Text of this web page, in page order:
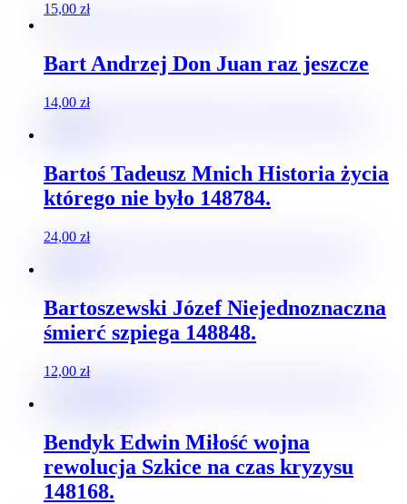
15,00 zł
Bart Andrzej Don Juan raz jeszcze
14,00 zł
Bartoś Tadeusz Mnich Historia życia
którego nie było 148784.
24,00 zł
Bartoszewski Józef Niejednoznaczna
śmierć szpiega 148848.
12,00 zł
Bendyk Edwin Miłość wojna
rewolucja Szkice na czas kryzysu
148168.